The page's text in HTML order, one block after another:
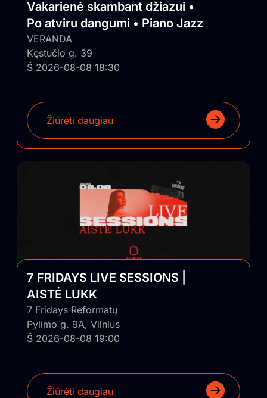
Vakarienė skambant džiazui •
Po atviru dangumi • Piano Jazz
VERANDA
Kęstučio g. 39
Š 2026-08-08 18:30
Žiūrėti daugiau
7 FRIDAYS LIVE SESSIONS |
AISTĖ LUKK
7 Fridays Reformatų
Pylimo g. 9A, Vilnius
Š 2026-08-08 19:00
Žiūrėti daugiau